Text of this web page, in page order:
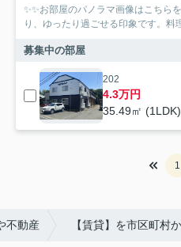
✨✨お部屋のパノラマ画像はこちらをクリック✨✨
り、ゆったり過ごせる印象です。料
募集中の部屋
202
4.3万円
35.49㎡ (1LDK)
1
不動産 【賃貸】を市区町村